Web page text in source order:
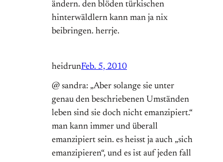
ändern. den blöden türkischen
hinterwäldlern kann man ja nix
beibringen. herrje.
heidrunFeb. 5, 2010
@ sandra: „Aber solange sie unter
genau den beschriebenen Umständen
leben sind sie doch nicht emanzipiert.“
man kann immer und überall
emanzipiert sein. es heisst ja auch „sich
emanzipieren“, und es ist auf jeden fall